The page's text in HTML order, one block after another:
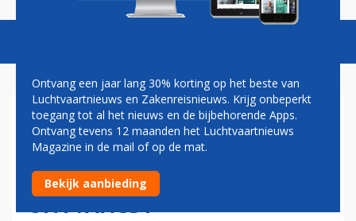
EASYJET NEEMT 100STE
TOESTEL UIT AIRBUS
A320NEO-FAMILIE IN
ONTVANGST
Ontvang een jaar lang 30% korting op het beste van
Luchtvaartnieuws en Zakenreisnieuws. Krijg onbeperkt
toegang tot al het nieuws en de bijbehorende Apps.
Ontvang tevens 12 maanden het Luchtvaartnieuws
Magazine in de mail of op de mat.
Bekijk aanbieding